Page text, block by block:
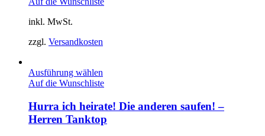
inkl. MwSt.
zzgl. Versandkosten
Ausführung wählen
Auf die Wunschliste
Hurra ich heirate! Die anderen saufen! –
Herren Tanktop